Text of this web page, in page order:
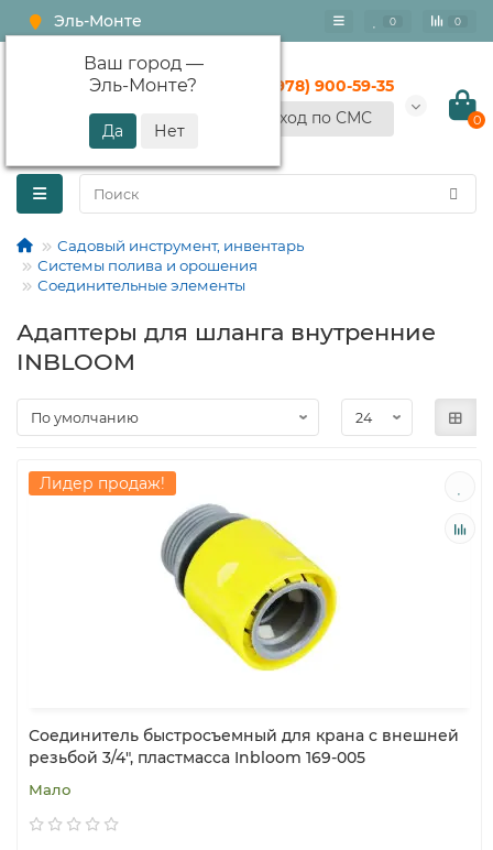
Эль-Монте
Ваш город —
Эль-Монте?
0 0
+7 (978) 900-59-35
Вход по СМС
0
Садовый инструмент, инвентарь
Системы полива и орошения
Соединительные элементы
Адаптеры для шланга внутренние
INBLOOM
Лидер продаж!
Соединитель быстросъемный для крана с внешней
резьбой 3/4", пластмасса Inbloom 169-005
Мало